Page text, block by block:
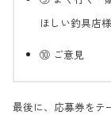
ほしい釣具店
⑩ ご意見
最後に、応募券をテ